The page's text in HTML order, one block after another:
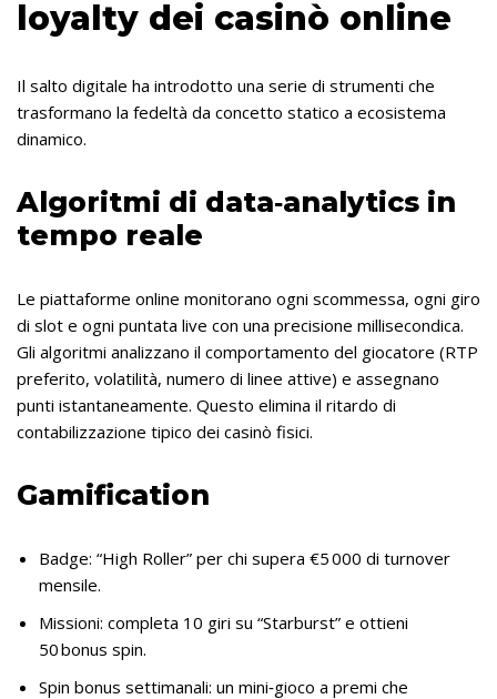
loyalty dei casinò online
Il salto digitale ha introdotto una serie di strumenti che
trasformano la fedeltà da concetto statico a ecosistema
dinamico.
Algoritmi di data‑analytics in
tempo reale
Le piattaforme online monitorano ogni scommessa, ogni giro
di slot e ogni puntata live con una precisione millisecondica.
Gli algoritmi analizzano il comportamento del giocatore (RTP
preferito, volatilità, numero di linee attive) e assegnano
punti istantaneamente. Questo elimina il ritardo di
contabilizzazione tipico dei casinò fisici.
Gamification
Badge: “High Roller” per chi supera €5 000 di turnover
mensile.
Missioni: completa 10 giri su “Starburst” e ottieni
50 bonus spin.
Spin bonus settimanali: un mini‑gioco a premi che